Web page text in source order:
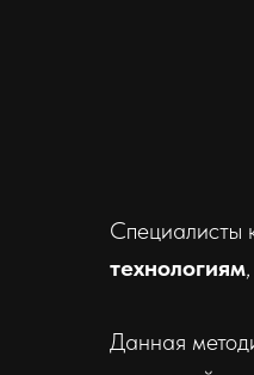
технологиям
Данная